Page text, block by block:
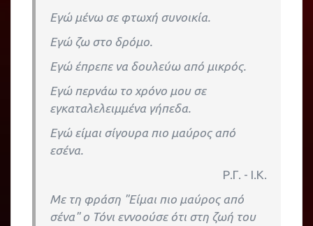
Εγώ μένω σε φτωχή συνοικία.
Εγώ ζω στο δρόμο.
Εγώ έπρεπε να δουλεύω από μικρός.
Εγώ περνάω το χρόνο μου σε
εγκαταλελειμμένα γήπεδα.
Εγώ είμαι σίγουρα πιο μαύρος από
εσένα.
Ρ.Γ. - Ι.Κ.
Με τη φράση "Είμαι πιο μαύρος από
σένα" ο Τόνι εννοούσε ότι στη ζωή του